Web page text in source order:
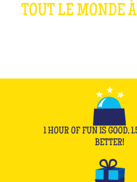
TOUT LE MONDE
1 HOUR OF FUN IS GOOD,
BETTER!